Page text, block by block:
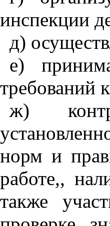
инспекции
д)
е)
требований
ж)
норм и
работе,,
также